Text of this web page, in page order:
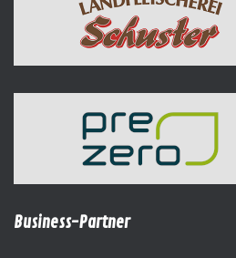
Business-Partner